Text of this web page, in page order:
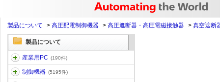
製品について > 高圧配電制御機器 > 高圧遮断器・高圧電磁接触器 > 真空遮断
製品について
産業用PC (190件)
制御機器 (5195件)